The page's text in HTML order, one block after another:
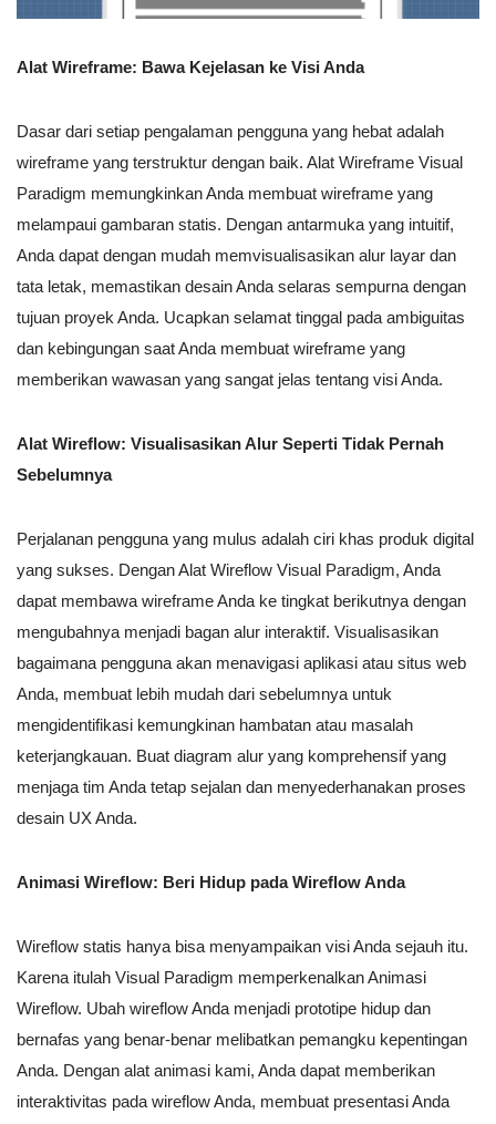
Alat Wireframe: Bawa Kejelasan ke Visi Anda
Dasar dari setiap pengalaman pengguna yang hebat adalah
wireframe yang terstruktur dengan baik. Alat Wireframe Visual
Paradigm memungkinkan Anda membuat wireframe yang
melampaui gambaran statis. Dengan antarmuka yang intuitif,
Anda dapat dengan mudah memvisualisasikan alur layar dan
tata letak, memastikan desain Anda selaras sempurna dengan
tujuan proyek Anda. Ucapkan selamat tinggal pada ambiguitas
dan kebingungan saat Anda membuat wireframe yang
memberikan wawasan yang sangat jelas tentang visi Anda.
Alat Wireflow: Visualisasikan Alur Seperti Tidak Pernah
Sebelumnya
Perjalanan pengguna yang mulus adalah ciri khas produk digital
yang sukses. Dengan Alat Wireflow Visual Paradigm, Anda
dapat membawa wireframe Anda ke tingkat berikutnya dengan
mengubahnya menjadi bagan alur interaktif. Visualisasikan
bagaimana pengguna akan menavigasi aplikasi atau situs web
Anda, membuat lebih mudah dari sebelumnya untuk
mengidentifikasi kemungkinan hambatan atau masalah
keterjangkauan. Buat diagram alur yang komprehensif yang
menjaga tim Anda tetap sejalan dan menyederhanakan proses
desain UX Anda.
Animasi Wireflow: Beri Hidup pada Wireflow Anda
Wireflow statis hanya bisa menyampaikan visi Anda sejauh itu.
Karena itulah Visual Paradigm memperkenalkan Animasi
Wireflow. Ubah wireflow Anda menjadi prototipe hidup dan
bernafas yang benar-benar melibatkan pemangku kepentingan
Anda. Dengan alat animasi kami, Anda dapat memberikan
interaktivitas pada wireflow Anda, membuat presentasi Anda